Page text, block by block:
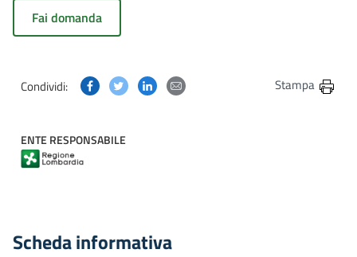
Fai domanda
Condividi: Condividi questa pagina su Facebook
Condividi questa pagina su Twitter
Condividi questa pagina su Linkedin
Condividi questa pagina via
Stampa
ENTE RESPONSABILE
Scheda informativa